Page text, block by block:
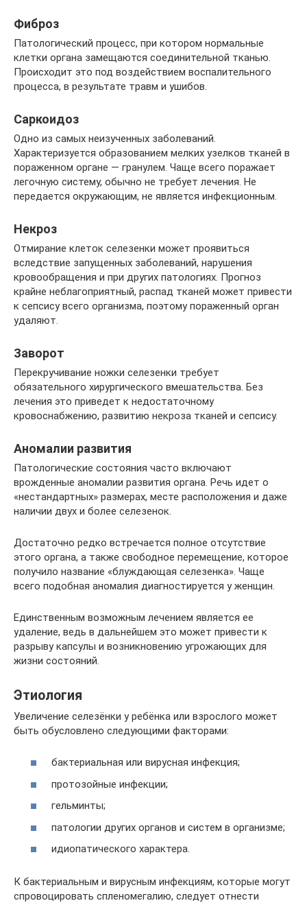
Фиброз
Патологический процесс, при котором нормальные
клетки органа замещаются соединительной тканью.
Происходит это под воздействием воспалительного
процесса, в результате травм и ушибов.
Саркоидоз
Одно из самых неизученных заболеваний.
Характеризуется образованием мелких узелков тканей в
пораженном органе — гранулем. Чаще всего поражает
легочную систему, обычно не требует лечения. Не
передается окружающим, не является инфекционным.
Некроз
Отмирание клеток селезенки может проявиться
вследствие запущенных заболеваний, нарушения
кровообращения и при других патологиях. Прогноз
крайне неблагоприятный, распад тканей может привести
к сепсису всего организма, поэтому пораженный орган
удаляют.
Заворот
Перекручивание ножки селезенки требует
обязательного хирургического вмешательства. Без
лечения это приведет к недостаточному
кровоснабжению, развитию некроза тканей и сепсису.
Аномалии развития
Патологические состояния часто включают
врожденные аномалии развития органа. Речь идет о
«нестандартных» размерах, месте расположения и даже
наличии двух и более селезенок.
Достаточно редко встречается полное отсутствие
этого органа, а также свободное перемещение, которое
получило название «блуждающая селезенка». Чаще
всего подобная аномалия диагностируется у женщин.
Единственным возможным лечением является ее
удаление, ведь в дальнейшем это может привести к
разрыву капсулы и возникновению угрожающих для
жизни состояний.
Этиология
Увеличение селезёнки у ребёнка или взрослого может
быть обусловлено следующими факторами:
бактериальная или вирусная инфекция;
протозойные инфекции;
гельминты;
патологии других органов и систем в организме;
идиопатического характера.
К бактериальным и вирусным инфекциям, которые могут
спровоцировать спленомегалию, следует отнести